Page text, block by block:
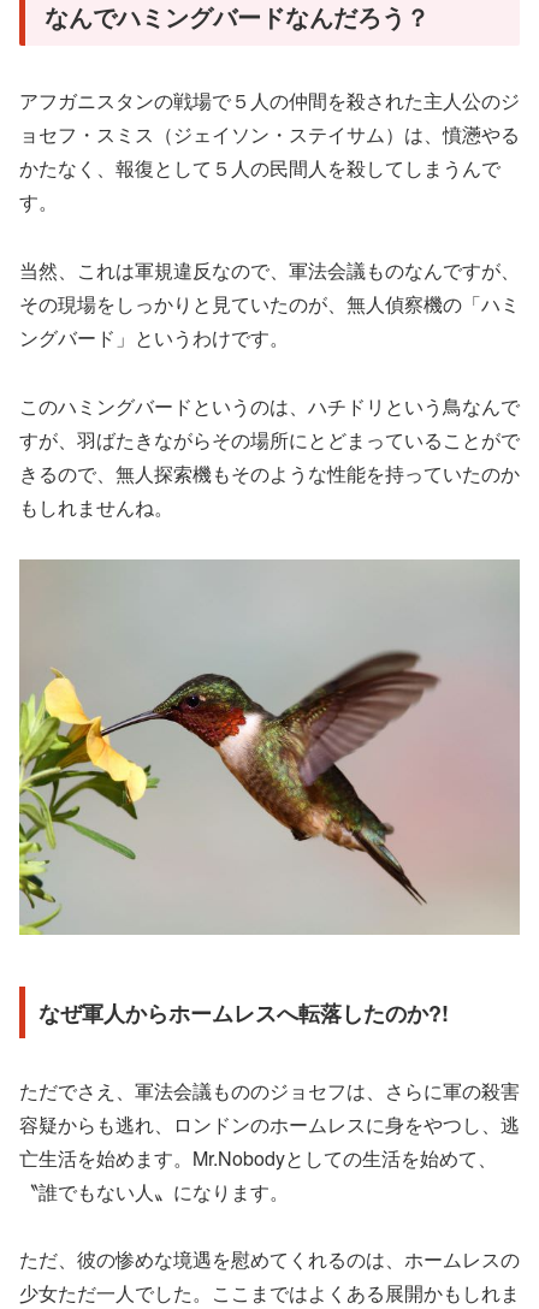
なんでハミングバードなんだろう？
アフガニスタンの戦場で５人の仲間を殺された主人公のジ
ョセフ・スミス（ジェイソン・ステイサム）は、憤懣やる
かたなく、報復として５人の民間人を殺してしまうんで
す。
当然、これは軍規違反なので、軍法会議ものなんですが、
その現場をしっかりと見ていたのが、無人偵察機の「ハミ
ングバード」というわけです。
このハミングバードというのは、ハチドリという鳥なんで
すが、羽ばたきながらその場所にとどまっていることがで
きるので、無人探索機もそのような性能を持っていたのか
もしれませんね。
なぜ軍人からホームレスへ転落したのか?!
ただでさえ、軍法会議もののジョセフは、さらに軍の殺害
容疑からも逃れ、ロンドンのホームレスに身をやつし、逃
亡生活を始めます。Mr.Nobodyとしての生活を始めて、
〝誰でもない人〟になります。
ただ、彼の惨めな境遇を慰めてくれるのは、ホームレスの
少女ただ一人でした。ここまではよくある展開かもしれま